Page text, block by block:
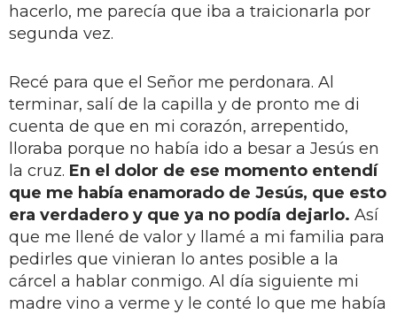
hacerlo, me parecía que iba a traicionarla por
segunda vez.
Recé para que el Señor me perdonara. Al
terminar, salí de la capilla y de pronto me di
cuenta de que en mi corazón, arrepentido,
lloraba porque no había ido a besar a Jesús en
la cruz. En el dolor de ese momento entendí
que me había enamorado de Jesús, que esto
era verdadero y que ya no podía dejarlo. Así
que me llené de valor y llamé a mi familia para
pedirles que vinieran lo antes posible a la
cárcel a hablar conmigo. Al día siguiente mi
madre vino a verme y le conté lo que me había